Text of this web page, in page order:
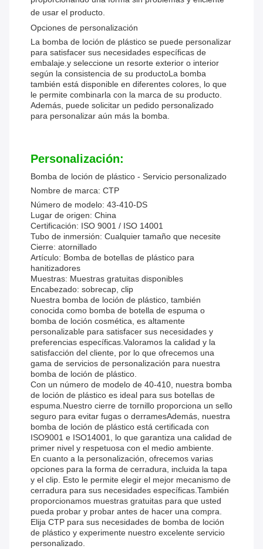
de usar el producto.
Opciones de personalización
La bomba de loción de plástico se puede personalizar
para satisfacer sus necesidades específicas de
embalaje.y seleccione un resorte exterior o interior
según la consistencia de su productoLa bomba
también está disponible en diferentes colores, lo que
le permite combinarla con la marca de su producto.
Además, puede solicitar un pedido personalizado
para personalizar aún más la bomba.
Personalización:
Bomba de loción de plástico - Servicio personalizado
Nombre de marca: CTP
Número de modelo: 43-410-DS
Lugar de origen: China
Certificación: ISO 9001 / ISO 14001
Tubo de inmersión: Cualquier tamaño que necesite
Cierre: atornillado
Artículo: Bomba de botellas de plástico para
hanitizadores
Muestras: Muestras gratuitas disponibles
Encabezado: sobrecap, clip
Nuestra bomba de loción de plástico, también
conocida como bomba de botella de espuma o
bomba de loción cosmética, es altamente
personalizable para satisfacer sus necesidades y
preferencias específicas.Valoramos la calidad y la
satisfacción del cliente, por lo que ofrecemos una
gama de servicios de personalización para nuestra
bomba de loción de plástico.
Con un número de modelo de 40-410, nuestra bomba
de loción de plástico es ideal para sus botellas de
espuma.Nuestro cierre de tornillo proporciona un sello
seguro para evitar fugas o derramesAdemás, nuestra
bomba de loción de plástico está certificada con
ISO9001 e ISO14001, lo que garantiza una calidad de
primer nivel y respetuosa con el medio ambiente.
En cuanto a la personalización, ofrecemos varias
opciones para la forma de cerradura, incluida la tapa
y el clip. Esto le permite elegir el mejor mecanismo de
cerradura para sus necesidades específicas.También
proporcionamos muestras gratuitas para que usted
pueda probar y probar antes de hacer una compra.
Elija CTP para sus necesidades de bomba de loción
de plástico y experimente nuestro excelente servicio
personalizado.